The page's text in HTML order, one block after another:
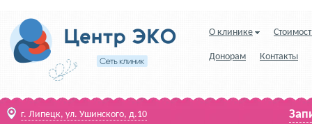
О клинике
Донорам Контакты
г. Липецк, ул. Ушинского, д.10